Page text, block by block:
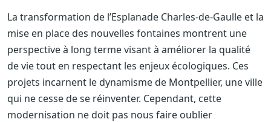
La transformation de l’Esplanade Charles-de-Gaulle et la
mise en place des nouvelles fontaines montrent une
perspective à long terme visant à améliorer la qualité
de vie tout en respectant les enjeux écologiques. Ces
projets incarnent le dynamisme de Montpellier, une ville
qui ne cesse de se réinventer. Cependant, cette
modernisation ne doit pas nous faire oublier